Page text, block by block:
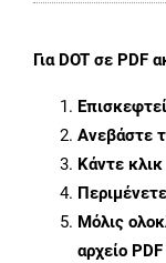
Για DOT σε PDF
Ανεβάστε
Κάντε
Μόλις
αρχείο